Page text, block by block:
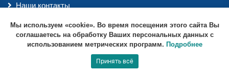
Наши контакты
zakaz@ks-komplekt.net
Цены указаны без учёта транспортных расходов
Сроки производства и актуальные цены просьба
уточнять у менеджеровотдела продаж
Мы используем «cookie». Во время посещения этого сайта Вы
соглашаетесь на обработку Ваших персональных данных с
использованием метрических программ. Подробнее
Принять всё